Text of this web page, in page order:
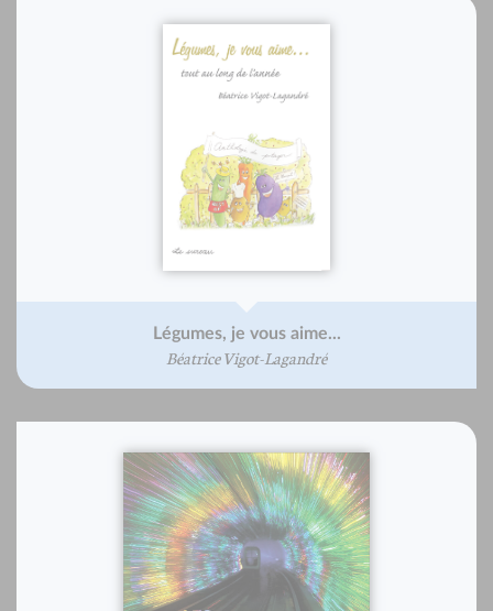
Légumes, je vous aime...
Béatrice Vigot-Lagandré